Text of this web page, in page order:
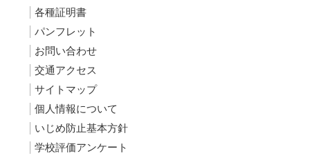
各種証明書
パンフレット
お問い合わせ
交通アクセス
サイトマップ
個人情報について
いじめ防止基本方針
学校評価アンケート